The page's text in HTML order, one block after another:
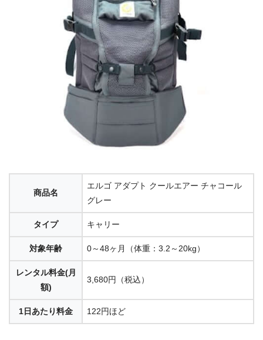
商品名
エルゴ アダプト クールエアー チャコール
グレー
タイプ キャリー
対象年齢 0～48ヶ月（体重：3.2～20kg）
レンタル料金(月
額)
3,680円（税込）
1日あたり料金 122円ほど